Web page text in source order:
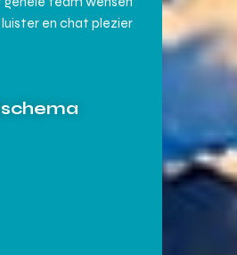
luister en chat plezier